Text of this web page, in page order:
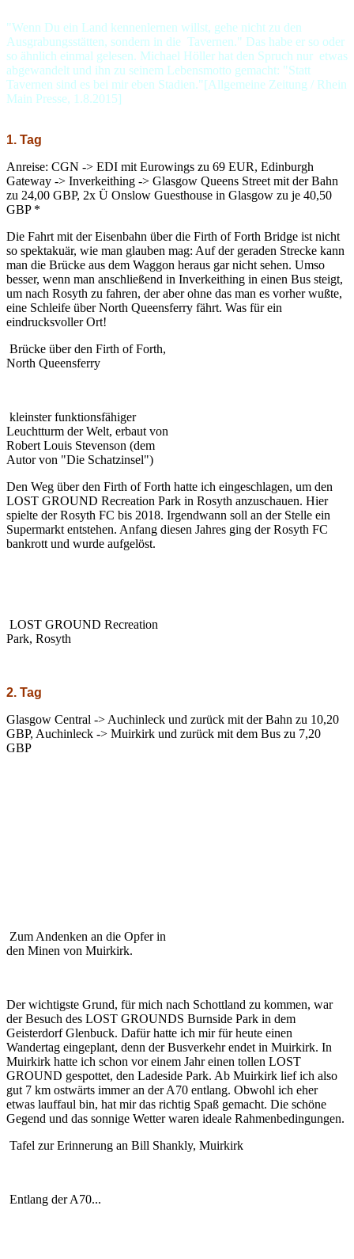
"Wenn Du ein Land kennenlernen willst, gehe nicht zu den
Ausgrabungsstätten, sondern in die Tavernen." Das habe er so oder
so ähnlich einmal gelesen. Michael Höller hat den Spruch nur etwas
abgewandelt und ihn zu seinem Lebensmotto gemacht: "Statt
Tavernen sind es bei mir eben Stadien."[Allgemeine Zeitung / Rhein
Main Presse, 1.8.2015]
1. Tag
Anreise: CGN -> EDI mit Eurowings zu 69 EUR, Edinburgh
Gateway -> Inverkeithing -> Glasgow Queens Street mit der Bahn
zu 24,00 GBP, 2x Ü Onslow Guesthouse in Glasgow zu je 40,50
GBP *
Die Fahrt mit der Eisenbahn über die Firth of Forth Bridge ist nicht
so spektakuär, wie man glauben mag: Auf der geraden Strecke kann
man die Brücke aus dem Waggon heraus gar nicht sehen. Umso
besser, wenn man anschließend in Inverkeithing in einen Bus steigt,
um nach Rosyth zu fahren, der aber ohne das man es vorher wußte,
eine Schleife über North Queensferry fährt. Was für ein
eindrucksvoller Ort!
Brücke über den Firth of Forth,
North Queensferry
kleinster funktionsfähiger
Leuchtturm der Welt, erbaut von
Robert Louis Stevenson (dem
Autor von "Die Schatzinsel")
Den Weg über den Firth of Forth hatte ich eingeschlagen, um den
LOST GROUND Recreation Park in Rosyth anzuschauen. Hier
spielte der Rosyth FC bis 2018. Irgendwann soll an der Stelle ein
Supermarkt entstehen. Anfang diesen Jahres ging der Rosyth FC
bankrott und wurde aufgelöst.
LOST GROUND Recreation
Park, Rosyth
2. Tag
Glasgow Central -> Auchinleck und zurück mit der Bahn zu 10,20
GBP, Auchinleck -> Muirkirk und zurück mit dem Bus zu 7,20
GBP
Zum Andenken an die Opfer in
den Minen von Muirkirk.
Der wichtigste Grund, für mich nach Schottland zu kommen, war
der Besuch des LOST GROUNDS Burnside Park in dem
Geisterdorf Glenbuck. Dafür hatte ich mir für heute einen
Wandertag eingeplant, denn der Busverkehr endet in Muirkirk. In
Muirkirk hatte ich schon vor einem Jahr einen tollen LOST
GROUND gespottet, den Ladeside Park. Ab Muirkirk lief ich also
gut 7 km ostwärts immer an der A70 entlang. Obwohl ich eher
etwas lauffaul bin, hat mir das richtig Spaß gemacht. Die schöne
Gegend und das sonnige Wetter waren ideale Rahmenbedingungen.
Tafel zur Erinnerung an Bill Shankly, Muirkirk
Entlang der A70...